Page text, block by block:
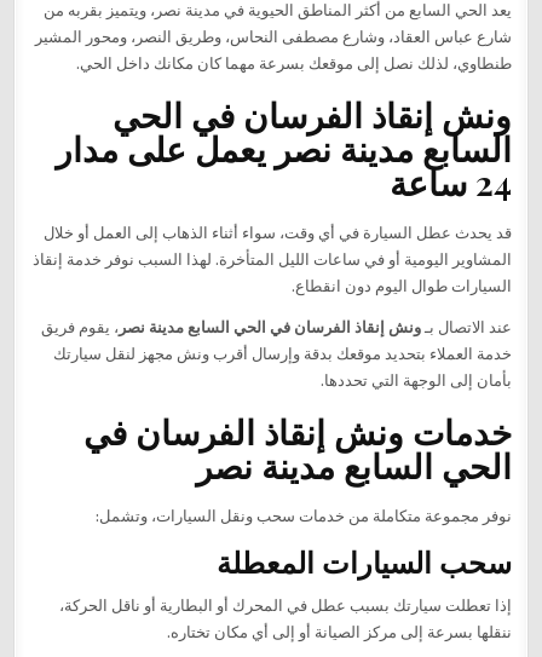
يعد الحي السابع من أكثر المناطق الحيوية في مدينة نصر، ويتميز بقربه من
شارع عباس العقاد، وشارع مصطفى النحاس، وطريق النصر، ومحور المشير
طنطاوي، لذلك نصل إلى موقعك بسرعة مهما كان مكانك داخل الحي.
ونش إنقاذ الفرسان في الحي
السابع مدينة نصر يعمل على مدار
24 ساعة
قد يحدث عطل السيارة في أي وقت، سواء أثناء الذهاب إلى العمل أو خلال
المشاوير اليومية أو في ساعات الليل المتأخرة. لهذا السبب نوفر خدمة إنقاذ
السيارات طوال اليوم دون انقطاع.
عند الاتصال بـونش إنقاذ الفرسان في الحي السابع مدينة نصر ، يقوم فريق
خدمة العملاء بتحديد موقعك بدقة وإرسال أقرب ونش مجهز لنقل سيارتك
بأمان إلى الوجهة التي تحددها.
خدمات ونش إنقاذ الفرسان في
الحي السابع مدينة نصر
نوفر مجموعة متكاملة من خدمات سحب ونقل السيارات، وتشمل:
سحب السيارات المعطلة
إذا تعطلت سيارتك بسبب عطل في المحرك أو البطارية أو ناقل الحركة،
ننقلها بسرعة إلى مركز الصيانة أو إلى أي مكان تختاره.